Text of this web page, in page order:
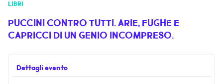
NOTIZIE
OSPITALITÀ
COSA FARE
LIBRI
PUCCINI CONTRO TUTTI. ARIE, FUGHE E
CAPRICCI DI UN GENIO INCOMPRESO.
Dettagli evento